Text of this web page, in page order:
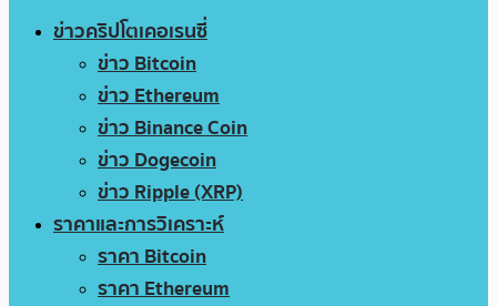
ข่าวคริปโตเคอเรนซี่
ข่าว Bitcoin
ข่าว Ethereum
ข่าว Binance Coin
ข่าว Dogecoin
ข่าว Ripple (XRP)
ราคาและการวิเคราะห์
ราคา Bitcoin
ราคา Ethereum